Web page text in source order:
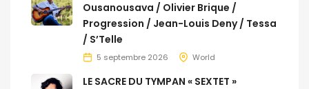
Ousanousava / Olivier Brique /
Progression / Jean-Louis Deny / Tessa
/ S’Telle
5 septembre 2026 World
LE SACRE DU TYMPAN « SEXTET »